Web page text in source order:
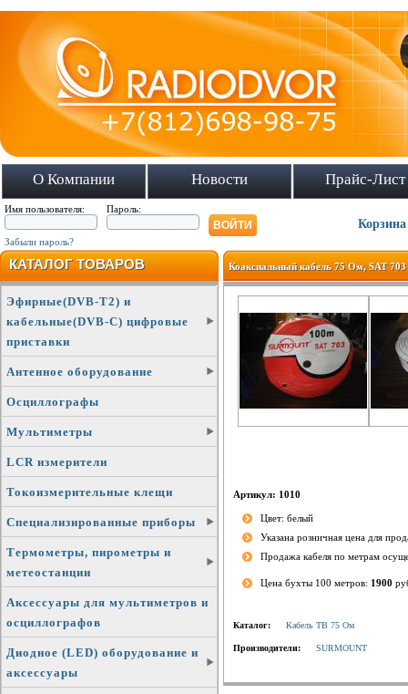
О Компании Новости Прайс-Лист
Имя пользователя: Пароль:
Забыли пароль?
Корзина
КАТАЛОГ ТОВАРОВ
Эфирные(DVB-T2) и
кабельные(DVB-C) цифровые
приставки
Антенное оборудование
Осциллографы
Мультиметры
LCR измерители
Токоизмерительные клещи
Специализированные приборы
Термометры, пирометры и
метеостанции
Аксессуары для мультиметров и
осциллографов
Диодное (LED) оборудование и
аксессуары
Коаксиальный кабель 75 Ом, SAT
Артикул: 1010
Цвет: белый
Указана розничная цена для
Продажа кабеля по метрам
Цена бухты 100 метров: 1900
Каталог: Кабель ТВ 75 Ом
Производители: SURMOUNT